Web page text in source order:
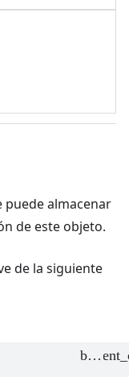
puede almacenar
de este objeto.
de la siguiente